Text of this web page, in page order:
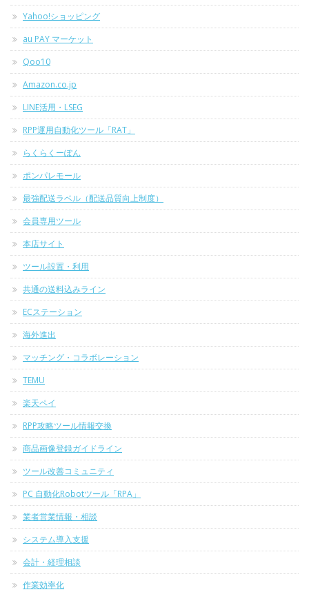
Yahoo!ショッピング
au PAY マーケット
Qoo10
Amazon.co.jp
LINE活用・LSEG
RPP運用自動化ツール「RAT」
らくらくーぽん
ポンパレモール
最強配送ラベル（配送品質向上制度）
会員専用ツール
本店サイト
ツール設置・利用
共通の送料込みライン
ECステーション
海外進出
マッチング・コラボレーション
TEMU
楽天ペイ
RPP攻略ツール情報交換
商品画像登録ガイドライン
ツール改善コミュニティ
PC 自動化Robotツール「RPA」
業者営業情報・相談
システム導入支援
会計・経理相談
作業効率化